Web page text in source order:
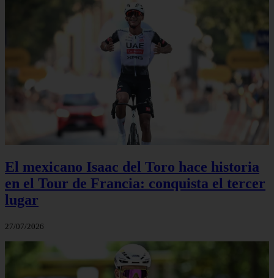
El mexicano Isaac del Toro hace historia
en el Tour de Francia: conquista el tercer
lugar
27/07/2026